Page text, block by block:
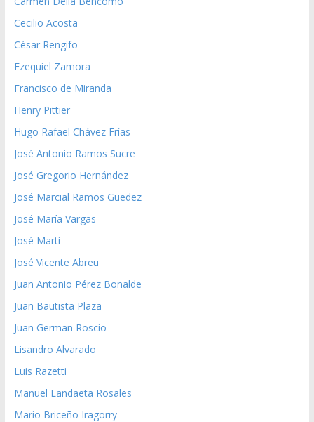
Cecilio Acosta
César Rengifo
Ezequiel Zamora
Francisco de Miranda
Henry Pittier
Hugo Rafael Chávez Frías
José Antonio Ramos Sucre
José Gregorio Hernández
José Marcial Ramos Guedez
José María Vargas
José Martí
José Vicente Abreu
Juan Antonio Pérez Bonalde
Juan Bautista Plaza
Juan German Roscio
Lisandro Alvarado
Luis Razetti
Manuel Landaeta Rosales
Mario Briceño Iragorry